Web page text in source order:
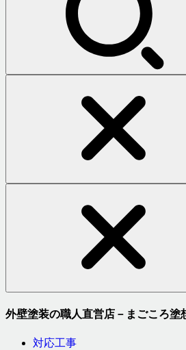
外壁塗装の職人直営店－まごころ塗
対応工事